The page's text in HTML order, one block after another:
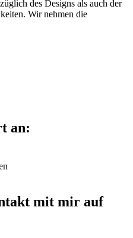
des Designs als auch der
Wir nehmen die
an:
mit mir auf